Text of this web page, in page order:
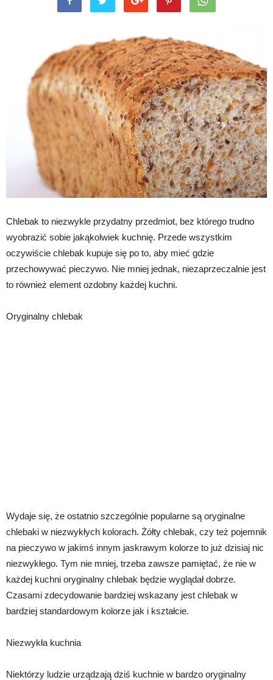
Chlebak to niezwykle przydatny przedmiot, bez którego trudno
wyobrazić sobie jakąkolwiek kuchnię. Przede wszystkim
oczywiście chlebak kupuje się po to, aby mieć gdzie
przechowywać pieczywo. Nie mniej jednak, niezaprzeczalnie jest
to również element ozdobny każdej kuchni.
Oryginalny chlebak
Wydaje się, że ostatnio szczególnie popularne są oryginalne
chlebaki w niezwykłych kolorach. Żółty chlebak, czy też pojemnik
na pieczywo w jakimś innym jaskrawym kolorze to już dzisiaj nic
niezwykłego. Tym nie mniej, trzeba zawsze pamiętać, że nie w
każdej kuchni oryginalny chlebak będzie wyglądał dobrze.
Czasami zdecydowanie bardziej wskazany jest chlebak w
bardziej standardowym kolorze jak i kształcie.
Niezwykła kuchnia
Niektórzy ludzie urządzają dziś kuchnie w bardzo oryginalny